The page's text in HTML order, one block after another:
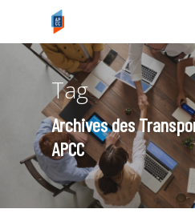
Tapez ENTRÉE pour
ESC pour annuler
Tag
Archives des
APCC